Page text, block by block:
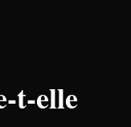
t-elle